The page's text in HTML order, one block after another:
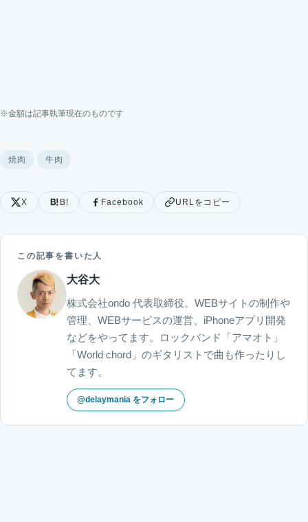
※金額は記事執筆現在のものです
焼肉 牛肉
X B! Facebook URLをコピー
この記事を書いた人
大谷大
株式会社ondo 代表取締役。WEBサイトの制作や
管理、WEBサービスの運営、iPhoneアプリ開発
などをやってます。ロックバンド「アマオト」
「World chord」のギタリストで曲も作ったりし
てます。
@delaymania をフォロー